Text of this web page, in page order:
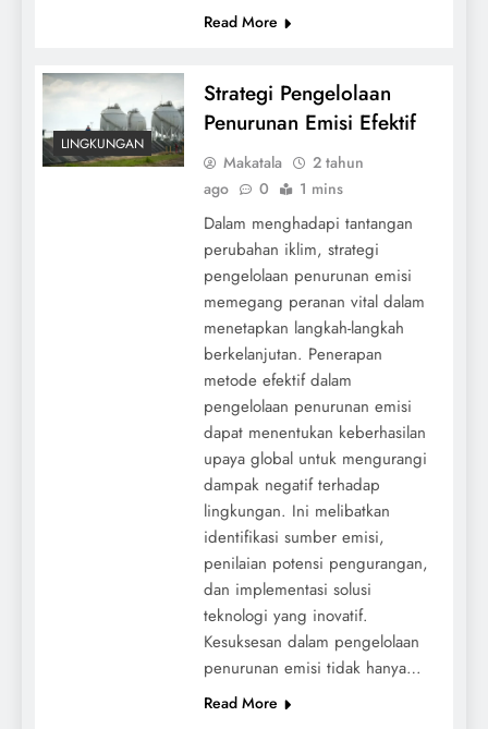
Read More
LINGKUNGAN
Strategi Pengelolaan
Penurunan Emisi Efektif
Makatala
2 tahun
ago
0 1 mins
Dalam menghadapi tantangan
perubahan iklim, strategi
pengelolaan penurunan emisi
memegang peranan vital dalam
menetapkan langkah-langkah
berkelanjutan. Penerapan
metode efektif dalam
pengelolaan penurunan emisi
dapat menentukan keberhasilan
upaya global untuk mengurangi
dampak negatif terhadap
lingkungan. Ini melibatkan
identifikasi sumber emisi,
penilaian potensi pengurangan,
dan implementasi solusi
teknologi yang inovatif.
Kesuksesan dalam pengelolaan
penurunan emisi tidak hanya…
Read More